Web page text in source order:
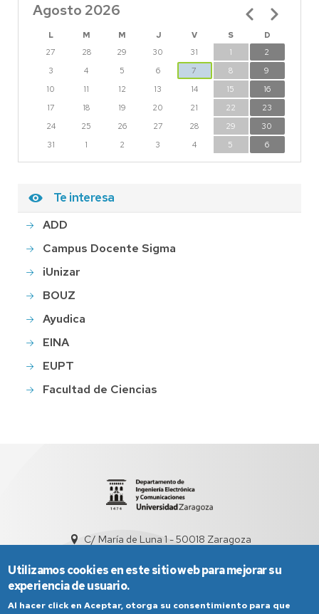
Agosto 2026
L M M J V S
D
27
28 29 30 31 1
2
3
4 5 6 7 8
9
10
11 12 13 14 15
16
17
18 19 20 21 22
23
24
25 26 27 28 29
30
31
1 2 3 4 5 6
Paginación
Te interesa
ADD
Campus Docente Sigma
iUnizar
BOUZ
Ayudica
EINA
EUPT
Facultad de Ciencias
C/ María de Luna 1 - 50018 Zaragoza
Utilizamos cookies en este sitio web para mejorar su
experiencia de usuario.
Al hacer click en Aceptar, otorga su consentimiento para que